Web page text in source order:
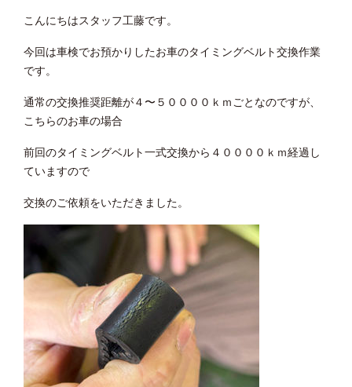
こんにちはスタッフ工藤です。
今回は車検でお預かりしたお車のタイミングベルト交換作業
です。
通常の交換推奨距離が４〜５００００ｋｍごとなのですが、
こちらのお車の場合
前回のタイミングベルト一式交換から４００００ｋｍ経過し
ていますので
交換のご依頼をいただきました。